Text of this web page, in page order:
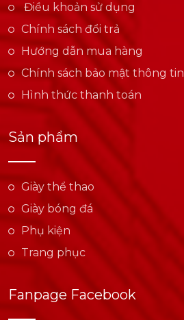
Điều khoản sử dụng
Chính sách đổi trả
Hướng dẫn mua hàng
Chính sách bảo mật thông tin
Hình thức thanh toán
Sản phẩm
Giày thể thao
Giày bóng đá
Phụ kiện
Trang phục
Fanpage Facebook